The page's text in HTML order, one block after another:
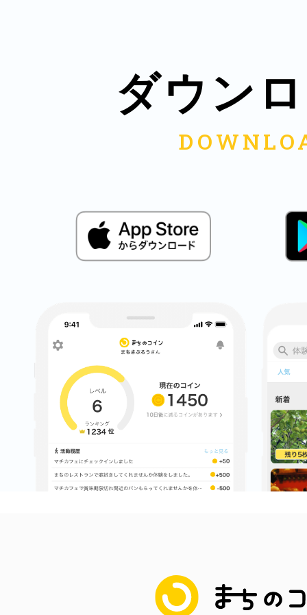
ダウン
まちのコイン
相模原
渋谷区
日立
滋賀県